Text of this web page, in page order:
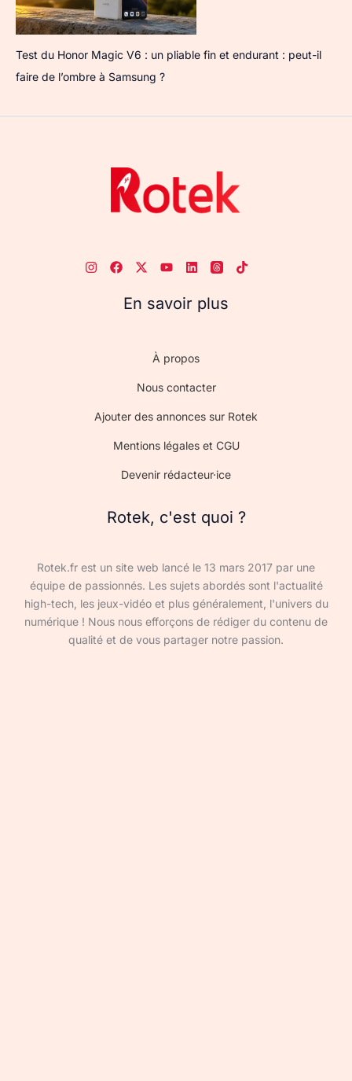
Test du Honor Magic V6 : un pliable fin et endurant : peut-il
faire de l’ombre à Samsung ?
En savoir plus
À propos
Nous contacter
Ajouter des annonces sur Rotek
Mentions légales et CGU
Devenir rédacteur·ice
Rotek, c'est quoi ?
Rotek.fr est un site web lancé le 13 mars 2017 par une
équipe de passionnés. Les sujets abordés sont l'actualité
high-tech, les jeux-vidéo et plus généralement, l'univers du
numérique ! Nous nous efforçons de rédiger du contenu de
qualité et de vous partager notre passion.